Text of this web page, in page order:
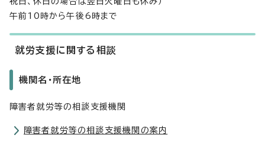
午前10時から午後6時まで
就労支援に関する相談
機関名・所在地
障害者就労等の相談支援機関
障害者就労等の相談支援機関の案内